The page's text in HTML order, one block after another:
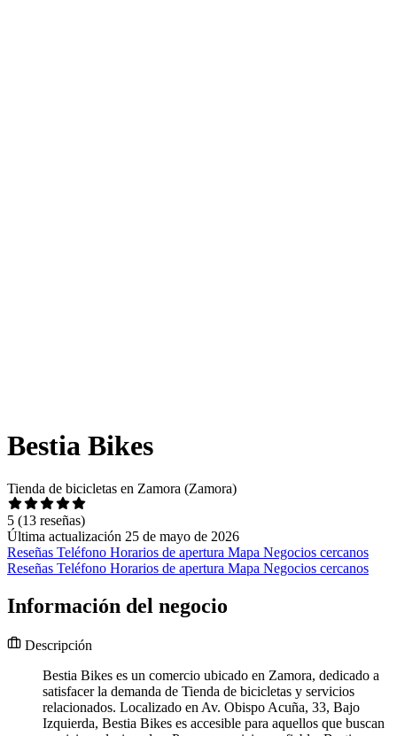
Bestia Bikes
Tienda de bicicletas en Zamora (Zamora)
5 (13 reseñas)
Última actualización 25 de mayo de 2026
Reseñas Teléfono Horarios de apertura Mapa Negocios cercanos
Reseñas Teléfono Horarios de apertura Mapa Negocios cercanos
Información del negocio
Descripción
Bestia Bikes es un comercio ubicado en Zamora, dedicado a
satisfacer la demanda de Tienda de bicicletas y servicios
relacionados. Localizado en Av. Obispo Acuña, 33, Bajo
Izquierda, Bestia Bikes es accesible para aquellos que buscan